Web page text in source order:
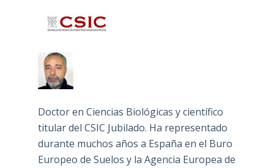
Doctor en Ciencias Biológicas y científico
titular del CSIC Jubilado. Ha representado
durante muchos años a España en el Buro
Europeo de Suelos y la Agencia Europea de